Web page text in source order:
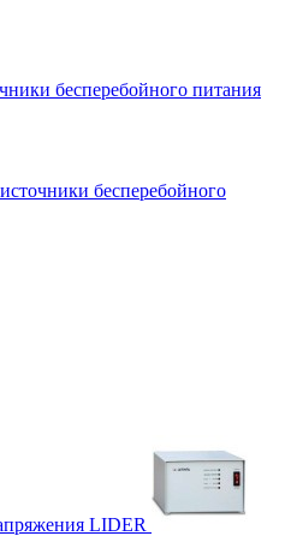
бесперебойного питания
бесперебойного
LIDER